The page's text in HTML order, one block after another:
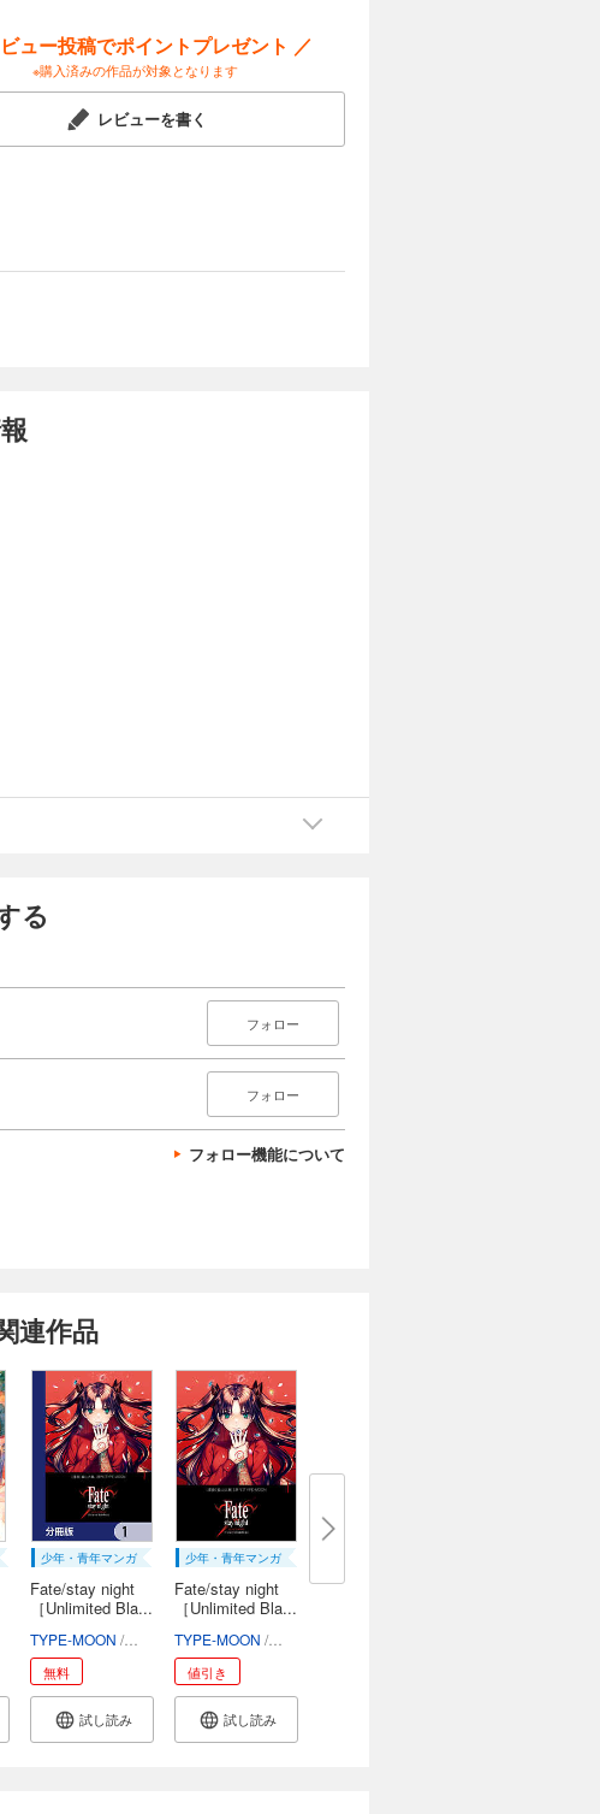
ュー投稿でポイントプレゼント ／
※購入済みの作品が対象となります
レビューを書く
る
フォロー
フォロー
フォロー機能について
連作品
TENGEN
少年・青年マンガ
Fate/stay night
［Unlimited Bla...
TYPE-MOON 森山大輔
無料
試し読み
少年・青年マンガ
Fate/stay night
［Unlimited Bla...
TYPE-MOON
値引き
試し読み